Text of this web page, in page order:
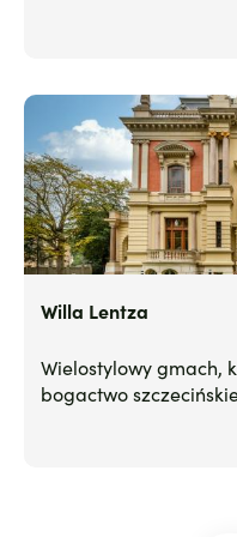
Willa Lentza
Wielostylowy gmach,
bogactwo